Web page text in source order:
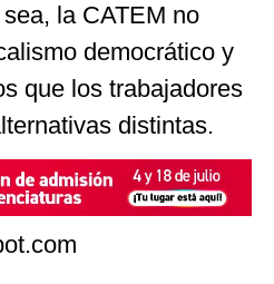
la CATEM no
democrático y
que los trabajadores
distintas.